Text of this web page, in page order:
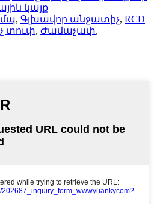
կայք
, Գլխավոր անջատիչ, RCD
տուփ, Ժամաչափ,